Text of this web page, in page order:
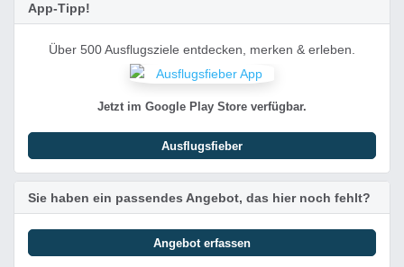
App-Tipp!
Über 500 Ausflugsziele entdecken, merken & erleben.
Jetzt im Google Play Store verfügbar.
Ausflugsfieber
Sie haben ein passendes Angebot, das hier noch fehlt?
Angebot erfassen